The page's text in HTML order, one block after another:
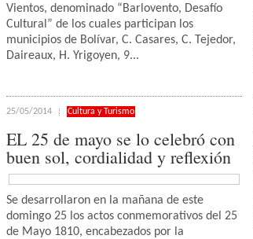
Vientos, denominado “Barlovento, Desafío
Cultural” de los cuales participan los
municipios de Bolívar, C. Casares, C. Tejedor,
Daireaux, H. Yrigoyen, 9...
25/05/2014 Cultura y Turismo
EL 25 de mayo se lo celebró con
buen sol, cordialidad y reflexión
Se desarrollaron en la mañana de este
domingo 25 los actos conmemorativos del 25
de Mayo 1810, encabezados por la